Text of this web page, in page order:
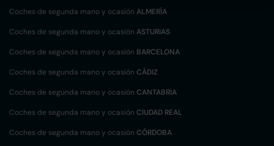
Coches de segunda mano y ocasión ALMERÍA
Coches de segunda mano y ocasión ASTURIAS
Coches de segunda mano y ocasión BARCELONA
Coches de segunda mano y ocasión CÁDIZ
Coches de segunda mano y ocasión CANTABRIA
Coches de segunda mano y ocasión CIUDAD REAL
Coches de segunda mano y ocasión CÓRDOBA